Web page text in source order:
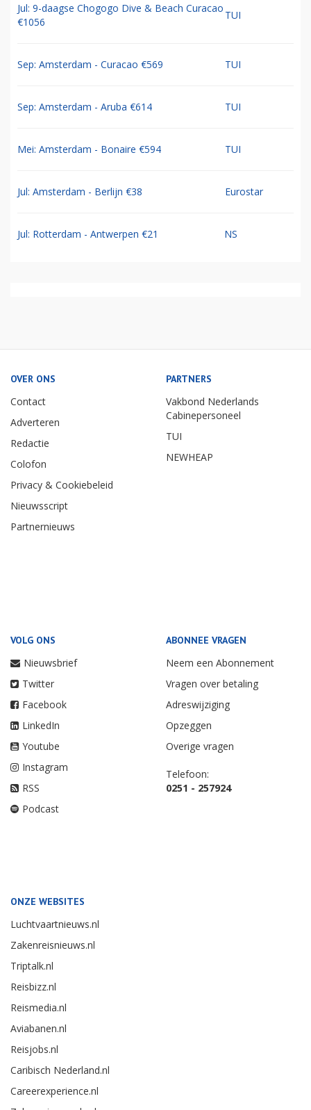
Jul: 9-daagse Chogogo Dive & Beach Curacao
€1056
TUI
Sep: Amsterdam - Curacao €569 TUI
Sep: Amsterdam - Aruba €614 TUI
Mei: Amsterdam - Bonaire €594 TUI
Jul: Amsterdam - Berlijn €38 Eurostar
Jul: Rotterdam - Antwerpen €21 NS
OVER ONS
Contact
Adverteren
Redactie
Colofon
Privacy & Cookiebeleid
Nieuwsscript
Partnernieuws
PARTNERS
Vakbond Nederlands
Cabinepersoneel
TUI
NEWHEAP
VOLG ONS
Nieuwsbrief
Twitter
Facebook
LinkedIn
Youtube
Instagram
RSS
Podcast
ABONNEE VRAGEN
Neem een Abonnement
Vragen over betaling
Adreswijziging
Opzeggen
Overige vragen
Telefoon:
0251 - 257924
ONZE WEBSITES
Luchtvaartnieuws.nl
Zakenreisnieuws.nl
Triptalk.nl
Reisbizz.nl
Reismedia.nl
Aviabanen.nl
Reisjobs.nl
Caribisch Nederland.nl
Careerexperience.nl